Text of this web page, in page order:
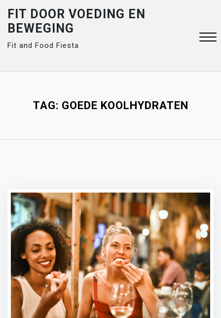
content
FIT DOOR VOEDING EN
BEWEGING
Fit and Food Fiesta
TAG: GOEDE KOOLHYDRATEN